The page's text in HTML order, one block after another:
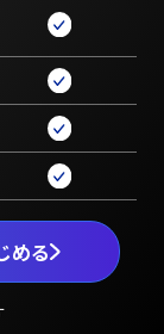
める